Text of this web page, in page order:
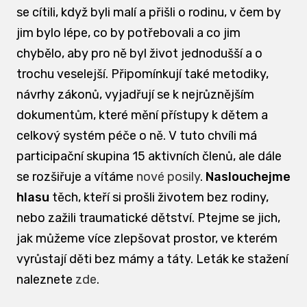
se cítili, když byli malí a přišli o rodinu, v čem by
jim bylo lépe, co by potřebovali a co jim
chybělo, aby pro ně byl život jednodušší a o
trochu veselejší. Připomínkují také metodiky,
návrhy zákonů, vyjadřují se k nejrůznějším
dokumentům, které mění přístupy k dětem a
celkový systém péče o ně. V tuto chvíli má
participační skupina 15 aktivních členů, ale dále
se rozšiřuje a vítáme nové posily. Naslouchejme
hlasu těch, kteří si prošli životem bez rodiny,
nebo zažili traumatické dětství. Ptejme se jich,
jak můžeme více zlepšovat prostor, ve kterém
vyrůstají děti bez mámy a táty. Leták ke stažení
naleznete zde.